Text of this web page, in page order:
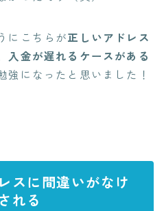
にこちらが正しいアドレス
入金が遅れるケースがある
強になったと思いました！
スに間違いがなけ
れる